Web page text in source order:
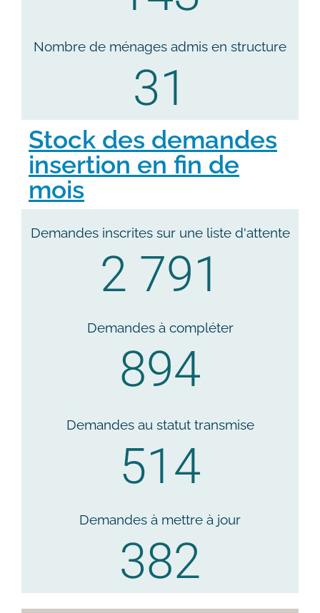
Nombre de ménages admis en structure
31
Stock des demandes
insertion en fin de
mois
Demandes inscrites sur une liste d'attente
2 791
Demandes à compléter
894
Demandes au statut transmise
514
Demandes à mettre à jour
382